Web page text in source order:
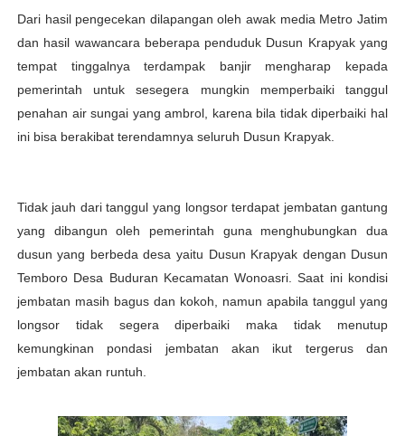
Dari hasil pengecekan dilapangan oleh awak media Metro Jatim
dan hasil wawancara beberapa penduduk Dusun Krapyak yang
tempat tinggalnya terdampak banjir mengharap kepada
pemerintah untuk sesegera mungkin memperbaiki tanggul
penahan air sungai yang ambrol, karena bila tidak diperbaiki hal
ini bisa berakibat terendamnya seluruh Dusun Krapyak.
Tidak jauh dari tanggul yang longsor terdapat jembatan gantung
yang dibangun oleh pemerintah guna menghubungkan dua
dusun yang berbeda desa yaitu Dusun Krapyak dengan Dusun
Temboro Desa Buduran Kecamatan Wonoasri. Saat ini kondisi
jembatan masih bagus dan kokoh, namun apabila tanggul yang
longsor tidak segera diperbaiki maka tidak menutup
kemungkinan pondasi jembatan akan ikut tergerus dan
jembatan akan runtuh.